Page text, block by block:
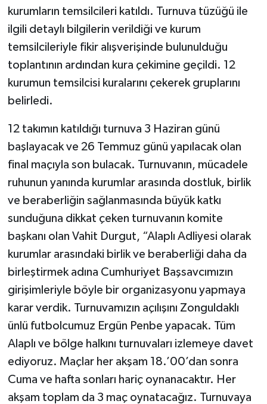
kurumların temsilcileri katıldı. Turnuva tüzüğü ile
ilgili detaylı bilgilerin verildiği ve kurum
temsilcileriyle fikir alışverişinde bulunulduğu
toplantının ardından kura çekimine geçildi. 12
kurumun temsilcisi kuralarını çekerek gruplarını
belirledi.
12 takımın katıldığı turnuva 3 Haziran günü
başlayacak ve 26 Temmuz günü yapılacak olan
final maçıyla son bulacak. Turnuvanın, mücadele
ruhunun yanında kurumlar arasında dostluk, birlik
ve beraberliğin sağlanmasında büyük katkı
sunduğuna dikkat çeken turnuvanın komite
başkanı olan Vahit Durgut, “Alaplı Adliyesi olarak
kurumlar arasındaki birlik ve beraberliği daha da
birleştirmek adına Cumhuriyet Başsavcımızın
girişimleriyle böyle bir organizasyonu yapmaya
karar verdik. Turnuvamızın açılışını Zonguldaklı
ünlü futbolcumuz Ergün Penbe yapacak. Tüm
Alaplı ve bölge halkını turnuvaları izlemeye davet
ediyoruz. Maçlar her akşam 18.’00’dan sonra
Cuma ve hafta sonları hariç oynanacaktır. Her
akşam toplam da 3 maç oynatacağız. Turnuvaya